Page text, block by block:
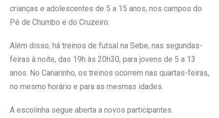
crianças e adolescentes de 5 a 15 anos, nos campos do
Pé de Chumbo e do Cruzeiro.
Além disso, há treinos de futsal na Sebe, nas segundas-
feiras à noite, das 19h às 20h30, para jovens de 5 a 13
anos. No Canarinho, os treinos ocorrem nas quartas-feiras,
no mesmo horário e para as mesmas idades.
A escolinha segue aberta a novos participantes.